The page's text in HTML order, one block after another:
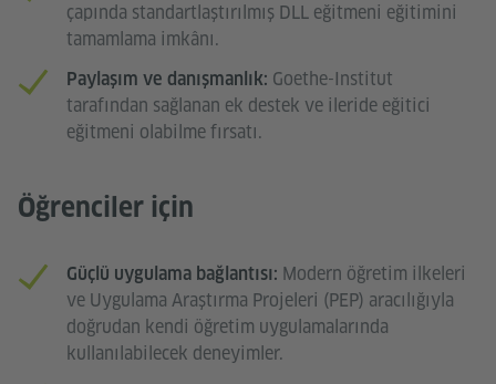
çapında standartlaştırılmış DLL eğitmeni eğitimini
tamamlama imkânı.
Paylaşım ve danışmanlık: Goethe-Institut
tarafından sağlanan ek destek ve ileride eğitici
eğitmeni olabilme fırsatı.
Öğrenciler için
Güçlü uygulama bağlantısı: Modern öğretim ilkeleri
ve Uygulama Araştırma Projeleri (PEP) aracılığıyla
doğrudan kendi öğretim uygulamalarında
kullanılabilecek deneyimler.